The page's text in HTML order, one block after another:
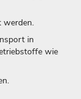
werden.
in
wie